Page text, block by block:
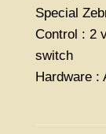
Special
Control : 2
switch
Hardware :